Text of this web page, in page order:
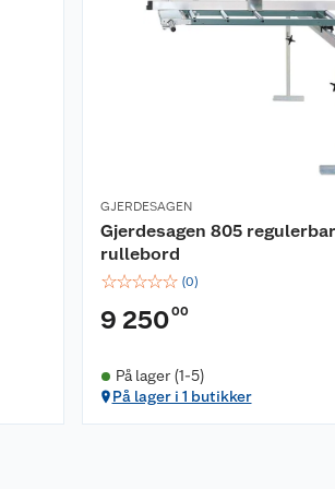
GJERDESAGEN
Gjerdesagen 805
rullebord
☆☆☆☆☆ (0)
9 25000
På lager (1-5)
På lager i 1 butikker